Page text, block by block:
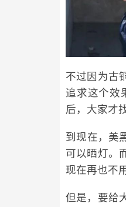
不过因为古
追求这个效
后，大家才
到现在，美
可以晒灯。
现在再也不
但是，要给